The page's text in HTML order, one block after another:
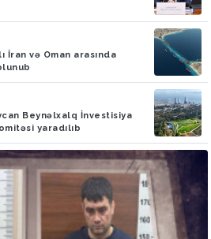
İran və Oman arasında
Beynəlxalq İnvestisiya
yaradılıb